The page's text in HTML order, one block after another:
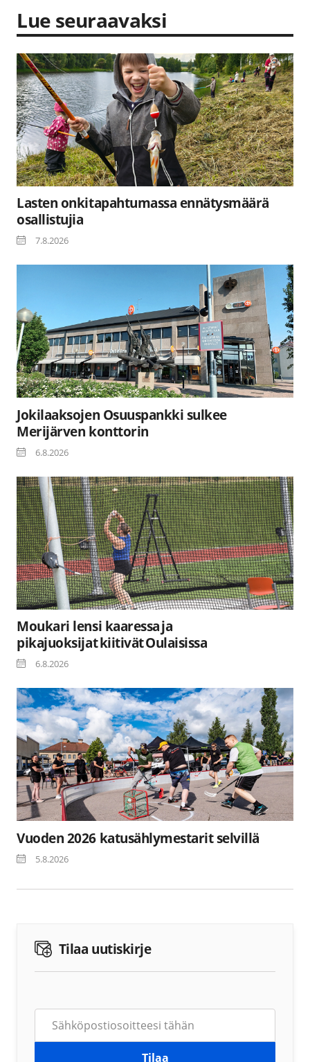
Lue seuraavaksi
Lasten onkitapahtumassa ennätysmäärä
osallistujia
7.8.2026
Jokilaaksojen Osuuspankki sulkee
Merijärven konttorin
6.8.2026
Moukari lensi kaaressa ja
pikajuoksijat kiitivät Oulaisissa
6.8.2026
Vuoden 2026 katusählymestarit selvillä
5.8.2026
Tilaa uutiskirje
Tilaa